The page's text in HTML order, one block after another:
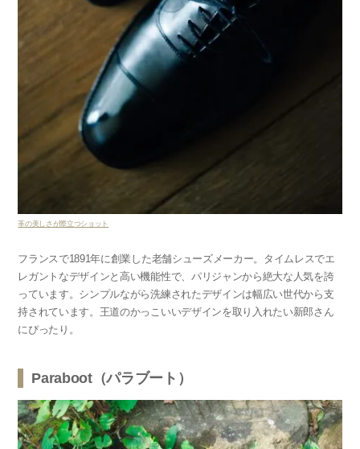
革の美しさが際立つショット
フランスで1891年に創業した老舗シューズメーカー。タイムレスでエ
レガントなデザインと高い機能性で、パリジャンから絶大な人気を誇
っています。シンプルながら洗練されたデザインは幅広い世代から支
持されています。王道のかっこいいデザインを取り入れたい新郎さん
にぴったり。
Paraboot（パラブート）